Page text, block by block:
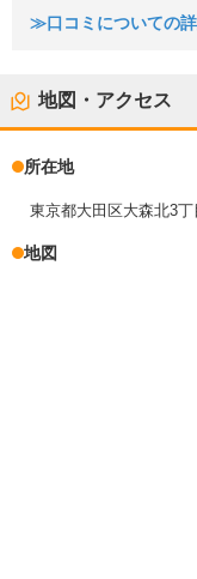
≫口コミについての詳
地図・アクセス
所在地
東京都大田区大森北3
地図